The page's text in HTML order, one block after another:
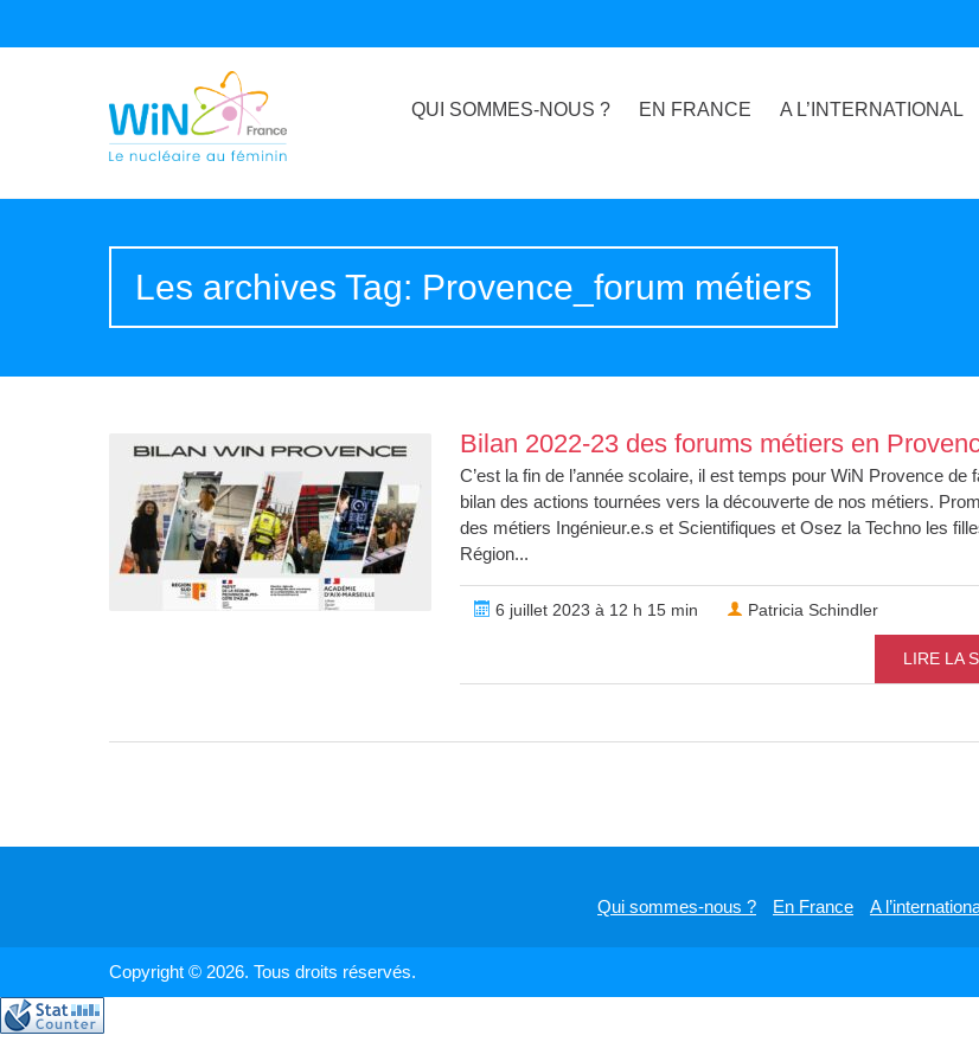
QUI SOMMES-NOUS ? EN FRANCE A L’INTERNATIONAL
Les archives Tag: Provence_forum métiers
Bilan 2022-23 des forums métiers en
C’est la fin de l’année scolaire, il est temps pour WiN Provence de
bilan des actions tournées vers la découverte de nos métiers.
des métiers Ingénieur.e.s et Scientifiques et Osez la Techno les
Région...
6 juillet 2023 à 12 h 15 min Patricia Schindler
LIRE LA
Qui sommes-nous ? En France A
Copyright © 2026. Tous droits réservés.